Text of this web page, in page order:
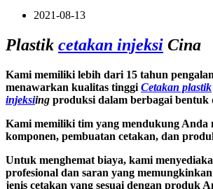
2021-08-13
Plastik cetakan injeksi Cina
Kami memiliki lebih dari 15 tahun
menawarkan kualitas tinggi Cetakan plastik
injeksiing produksi dalam berbagai bentuk
Kami memiliki tim yang mendukung Anda
komponen, pembuatan cetakan, dan
Untuk menghemat biaya, kami
profesional dan saran yang
jenis cetakan yang sesuai dengan produk